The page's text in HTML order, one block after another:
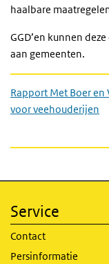
haalbare
GGD’en kunnen
aan gemeenten.
Rapport Met Boer
voor veehouderijen
Service
Contact
Persinformatie